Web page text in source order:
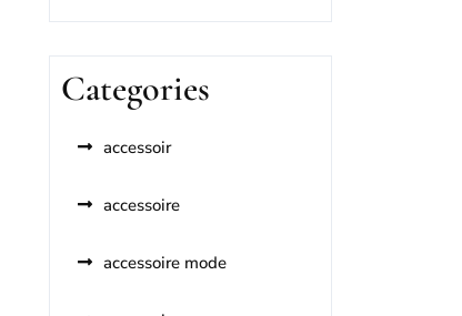
Categories
accessoir
accessoire
accessoire mode